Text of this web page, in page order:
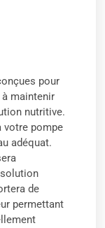
pour
maintenir
nutritive.
votre pompe
adéquat.
de
permettant